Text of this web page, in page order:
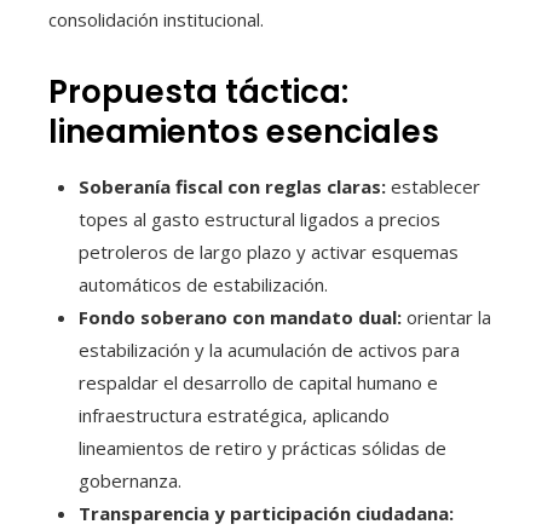
consolidación institucional.
Propuesta táctica:
lineamientos esenciales
Soberanía fiscal con reglas claras: establecer
topes al gasto estructural ligados a precios
petroleros de largo plazo y activar esquemas
automáticos de estabilización.
Fondo soberano con mandato dual: orientar la
estabilización y la acumulación de activos para
respaldar el desarrollo de capital humano e
infraestructura estratégica, aplicando
lineamientos de retiro y prácticas sólidas de
gobernanza.
Transparencia y participación ciudadana: